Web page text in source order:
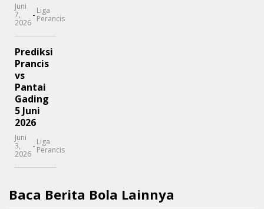
Juni
7,
2026
- Liga
Perancis
Prediksi
Prancis
vs
Pantai
Gading
5 Juni
2026
Juni
3,
2026
- Liga
Perancis
Baca Berita Bola Lainnya